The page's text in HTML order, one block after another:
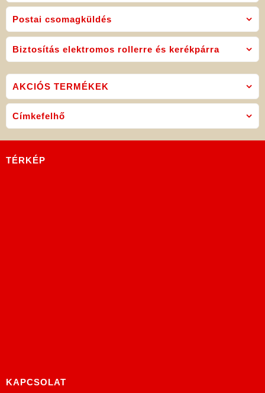
Postai csomagküldés
Biztosítás elektromos rollerre és kerékpárra
AKCIÓS TERMÉKEK
Címkefelhő
TÉRKÉP
KAPCSOLAT